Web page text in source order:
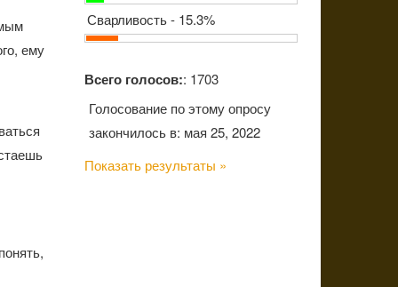
ему
Сварливость - 15.3%
Всего голосов:: 1703
Голосование по этому опросу
закончилось в: мая 25, 2022
Показать результаты »